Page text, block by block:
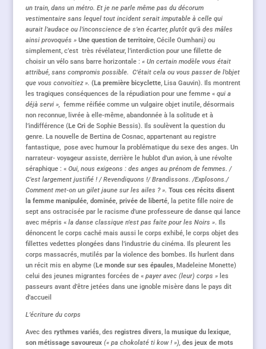
un train, dans un métro. Et je ne parle même pas du décorum
vestimentaire sans lequel tout incident serait imputable à celle qui
aurait l’audace ou l’inconscience de s’en écarter, plutôt qu’à des mâles
ainsi provoqués » Une question de territoire, Cécile Oumhani) ou
simplement, c’est très révélateur, l’interdiction pour une fillette de
choisir un vélo sans barre horizontale : « Un certain modèle vous était
attribué, sans compromis possible. C’était cela ou vous passer de l’objet
que vous convoitiez ». (La première bicyclette, Lisa Gauvin). Ils montrent
les tragiques conséquences de la répudiation pour une femme « qui a
déjà servi », femme réifiée comme un vulgaire objet inutile, désormais
non reconnue, livrée à elle-même, abandonnée à la solitude et à
l’indifférence (Le Cri de Sophie Bessis). Ils soulèvent la question du
genre. La nouvelle de Bertina de Cosnac, appartenant au registre
fantastique, pose avec humour la problématique du sexe des anges. Un
narrateur- voyageur assiste, derrière le hublot d’un avion, à une révolte
séraphique : « Oui, nous exigeons : des anges au prénom de femmes. /
C’est largement justifié ! / Revendiquons !/ Brandissons. /Explosons./
Comment met-on un gilet jaune sur les ailes ? ». Tous ces récits disent
la femme manipulée, dominée, privée de liberté, la petite fille noire de
sept ans ostracisée par le racisme d’une professeure de danse qui lance
avec mépris « la danse classique n’est pas faite pour les Noirs ». Ils
dénoncent le corps caché mais aussi le corps exhibé, le corps objet des
fillettes vedettes plongées dans l’industrie du cinéma. Ils pleurent les
corps massacrés, mutilés par la violence des bombes. Ils hurlent dans
un récit mis en abyme (Le monde sur ses épaules, Madeleine Monette)
celui des jeunes migrantes forcées de « payer avec (leur) corps »les
passeurs avant d’être jetées dans une ignoble misère dans le pays dit
d’accueil
L’écriture du corps
Avec des rythmes variés, des registres divers, la musique du lexique,
son métissage savoureux (« pa chokolaté ti kow ! »), des jeux de mots